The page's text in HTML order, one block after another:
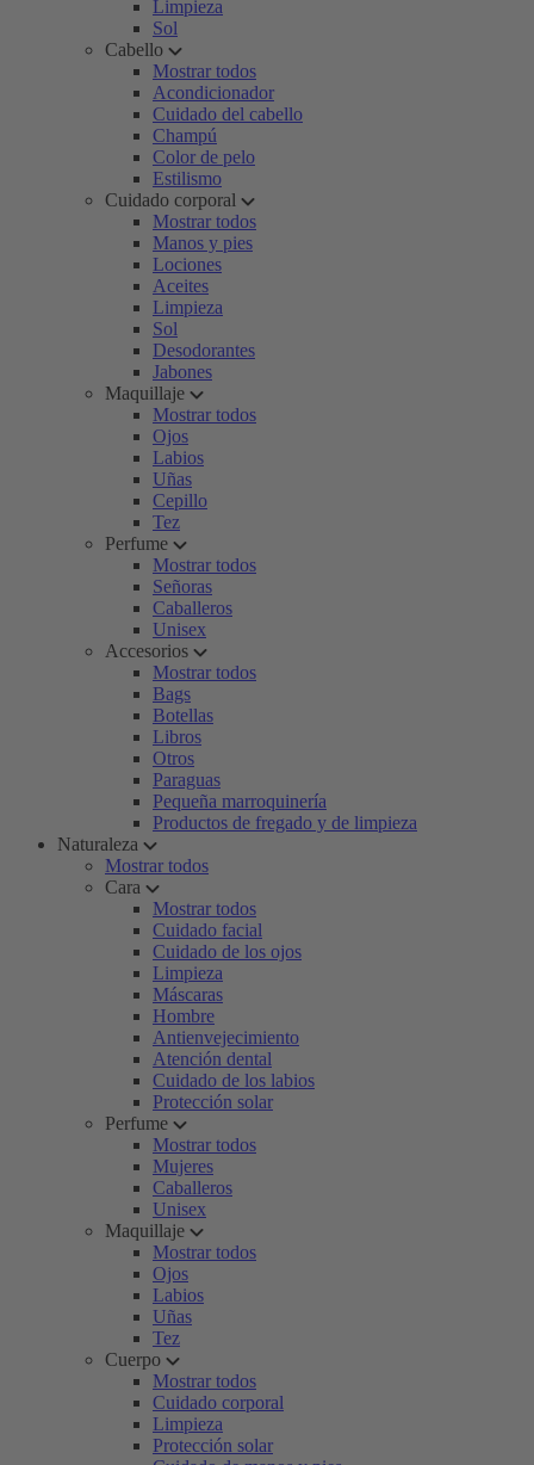
Limpieza
Sol
Cabello
Mostrar todos
Acondicionador
Cuidado del cabello
Champú
Color de pelo
Estilismo
Cuidado corporal
Mostrar todos
Manos y pies
Lociones
Aceites
Limpieza
Sol
Desodorantes
Jabones
Maquillaje
Mostrar todos
Ojos
Labios
Uñas
Cepillo
Tez
Perfume
Mostrar todos
Señoras
Caballeros
Unisex
Accesorios
Mostrar todos
Bags
Botellas
Libros
Otros
Paraguas
Pequeña marroquinería
Productos de fregado y de limpieza
Naturaleza
Mostrar todos
Cara
Mostrar todos
Cuidado facial
Cuidado de los ojos
Limpieza
Máscaras
Hombre
Antienvejecimiento
Atención dental
Cuidado de los labios
Protección solar
Perfume
Mostrar todos
Mujeres
Caballeros
Unisex
Maquillaje
Mostrar todos
Ojos
Labios
Uñas
Tez
Cuerpo
Mostrar todos
Cuidado corporal
Limpieza
Protección solar